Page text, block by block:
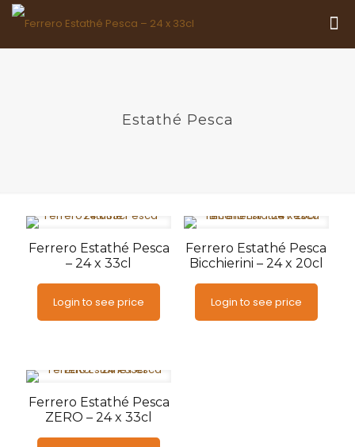
Estathé Pesca
Ferrero Estathé Pesca
– 24 x 33cl
Login to see price
Ferrero Estathé Pesca
Bicchierini – 24 x 20cl
Login to see price
Ferrero Estathé Pesca
ZERO – 24 x 33cl